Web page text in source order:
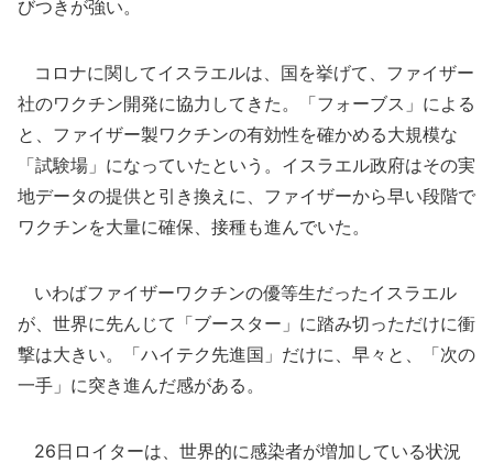
びつきが強い。
コロナに関してイスラエルは、国を挙げて、ファイザー
社のワクチン開発に協力してきた。「フォーブス」による
と、ファイザー製ワクチンの有効性を確かめる大規模な
「試験場」になっていたという。イスラエル政府はその実
地データの提供と引き換えに、ファイザーから早い段階で
ワクチンを大量に確保、接種も進んでいた。
いわばファイザーワクチンの優等生だったイスラエル
が、世界に先んじて「ブースター」に踏み切っただけに衝
撃は大きい。「ハイテク先進国」だけに、早々と、「次の
一手」に突き進んだ感がある。
26日ロイターは、世界的に感染者が増加している状況